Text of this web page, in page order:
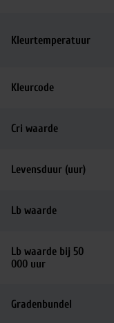
Kleurtemperatuur
Kleurcode
Cri waarde
Levensduur (uur)
Lb waarde
Lb waarde bij 50
000 uur
Gradenbundel